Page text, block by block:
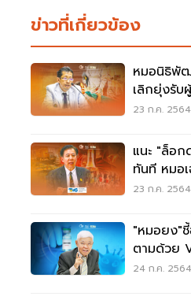
ข่าวที่เกี่ยวข้อง
หมอนิธิพั
เลิกยุ่งรับ
วัคซีน
23 ก.ค.
แนะ "ล็อ
ทันที หมอ
14 วัน
23 ก.ค.
"หมอยง"
ตามด้วย
1หมื่นหน่ว
24 ก.ค.